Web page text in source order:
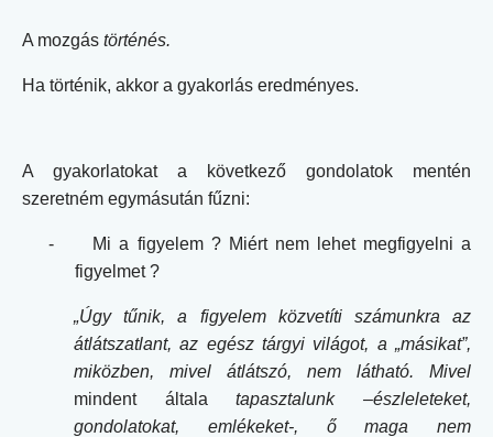
A mozgás történés.
Ha történik, akkor a gyakorlás eredményes.
A gyakorlatokat a következő gondolatok mentén
szeretném egymásután fűzni:
-
Mi a figyelem ? Miért nem lehet megfigyelni a
figyelmet ?
„Úgy tűnik, a figyelem közvetíti számunkra az
átlátszatlant, az egész tárgyi világot, a „másikat”,
miközben, mivel átlátszó, nem látható. Mivel
mindent általa tapasztalunk –észleleteket,
gondolatokat, emlékeket-, ő maga nem